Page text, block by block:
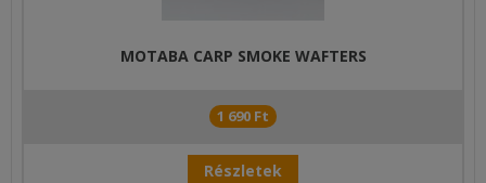
MOTABA CARP SMOKE WAFTERS
1 690 Ft
Részletek